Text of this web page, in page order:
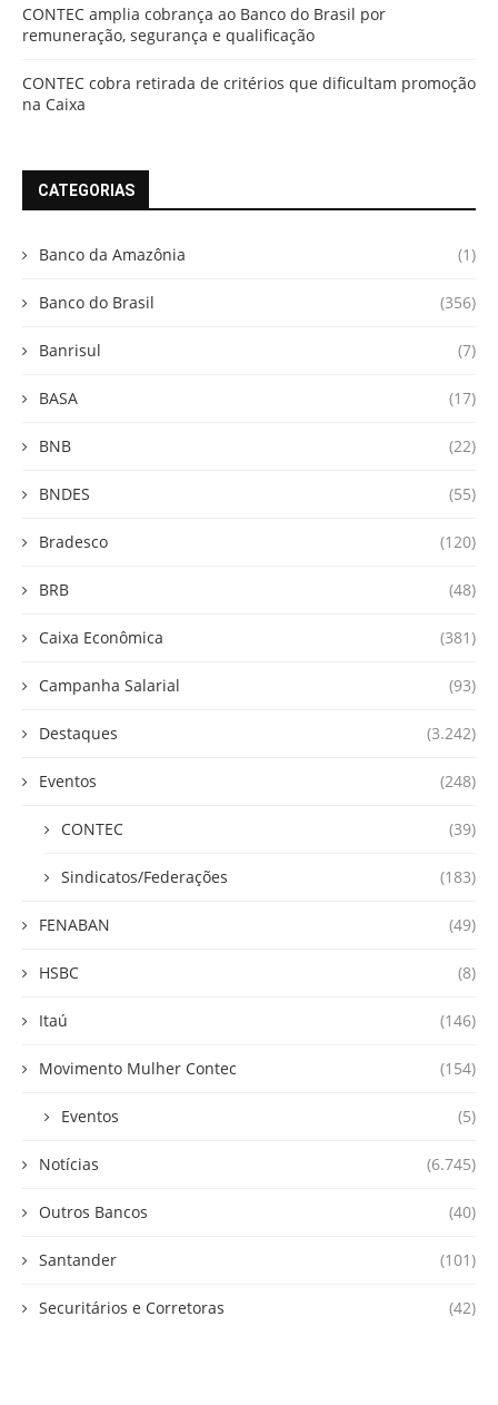
CONTEC amplia cobrança ao Banco do Brasil por
remuneração, segurança e qualificação
CONTEC cobra retirada de critérios que dificultam promoção
na Caixa
CATEGORIAS
Banco da Amazônia (1)
Banco do Brasil (356)
Banrisul (7)
BASA (17)
BNB (22)
BNDES (55)
Bradesco (120)
BRB (48)
Caixa Econômica (381)
Campanha Salarial (93)
Destaques (3.242)
Eventos (248)
CONTEC (39)
Sindicatos/Federações (183)
FENABAN (49)
HSBC (8)
Itaú (146)
Movimento Mulher Contec (154)
Eventos (5)
Notícias (6.745)
Outros Bancos (40)
Santander (101)
Securitários e Corretoras (42)